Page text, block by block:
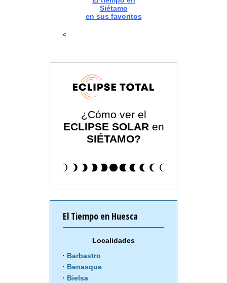
Siétamo
en sus favoritos
<
¿Cómo ver el
ECLIPSE SOLAR en
SIÉTAMO?
El Tiempo en Huesca
Localidades
Barbastro
Benasque
Bielsa